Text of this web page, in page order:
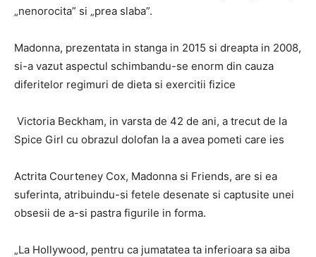
„nenorocita” si „prea slaba”.
Madonna, prezentata in stanga in 2015 si dreapta in 2008,
si-a vazut aspectul schimbandu-se enorm din cauza
diferitelor regimuri de dieta si exercitii fizice
Victoria Beckham, in varsta de 42 de ani, a trecut de la
Spice Girl cu obrazul dolofan la a avea pometi care ies
Actrita Courteney Cox, Madonna si Friends, are si ea
suferinta, atribuindu-si fetele desenate si captusite unei
obsesii de a-si pastra figurile in forma.
„La Hollywood, pentru ca jumatatea ta inferioara sa aiba